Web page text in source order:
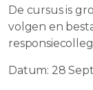
De cursus is
volgen en
Datum: 28